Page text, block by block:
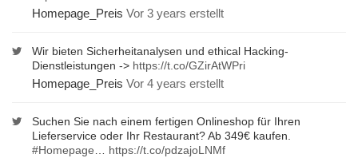
Homepage_Preis Vor 3 years erstellt
Wir bieten Sicherheitanalysen und ethical Hacking-
Dienstleistungen -> https://t.co/GZirAtWPri
Homepage_Preis Vor 4 years erstellt
Suchen Sie nach einem fertigen Onlineshop für Ihren
Lieferservice oder Ihr Restaurant? Ab 349€ kaufen.
#Homepage
https://t.co/pdzajoLNMf